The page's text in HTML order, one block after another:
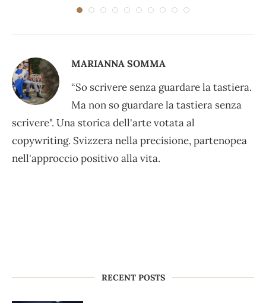
MARIANNA SOMMA
“So scrivere senza guardare la tastiera.
Ma non so guardare la tastiera senza
scrivere". Una storica dell'arte votata al
copywriting. Svizzera nella precisione, partenopea
nell'approccio positivo alla vita.
RECENT POSTS